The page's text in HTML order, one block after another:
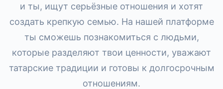
и ты, ищут серьёзные отношения и хотят
создать крепкую семью. На нашей платформе
ты сможешь познакомиться с людьми,
которые разделяют твои ценности, уважают
татарские традиции и готовы к долгосрочным
отношениям.